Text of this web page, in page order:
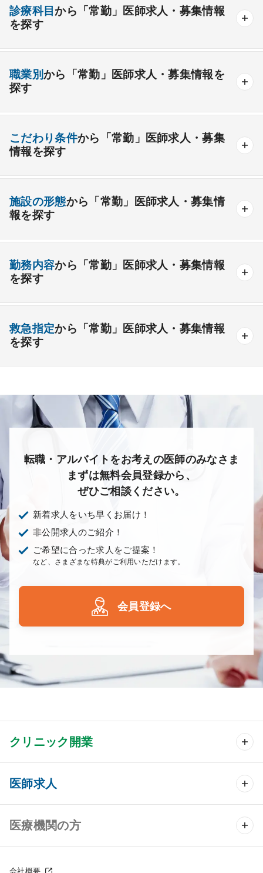
診療科目から「常勤」医師求人・募集情報
を探す
内科系
一般内科 呼吸器内科 消化器内科 循環器内科
老人内科 リウマチ内科 総合診療科
消化器外科
整形外科 形成外科 美容外科
その他
心療内科 泌尿器科 眼科 耳鼻咽喉科
皮膚科
放射線科 救命救急科 病理科 その他
職業別から「常勤」医師求人・募集情報を
探す
こだわり条件から「常勤」医師求人・募集
情報を探す
開業支援あり
外来のみの勤務可能 給与インセンティブ制度あり
夜間当直なしの勤務可
後期研修可能 週4日の勤務可能
オンコールなしの勤務可能 セカンドキャリア歓迎
施設の形態から「常勤」医師求人・募集情
報を探す
療養＋精神
勤務内容から「常勤」医師求人・募集情報
を探す
検査
救急指定から「常勤」医師求人・募集情報
を探す
転職・アルバイトをお考えの医師のみなさま
まずは無料会員登録から、
ぜひご相談ください。
新着求人をいち早くお届け！
非公開求人のご紹介！
ご希望に合った求人をご提案！
など、さまざまな特典がご利用いただけます。
会員登録へ
クリニック開業
クリニック開業 TOP
クリニック物件検索
医師求人
医師求人 TOP
常勤求人検索
医療機関の方
会社概要